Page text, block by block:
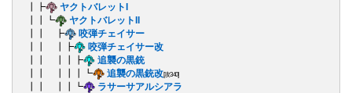
┃┣
ヤクトバレットI
┃┃┗
ヤクトバレットII
┃┃ ┣
咬弾チェイサー
┃┃ ┃┣
咬弾チェイサー改
┃┃ ┃┃┣
追襲の黒銃
┃┃ ┃┃┃┗
追襲の黒銃改[攻340]
┃┃ ┃┃┗
ラサーサアルシアラ